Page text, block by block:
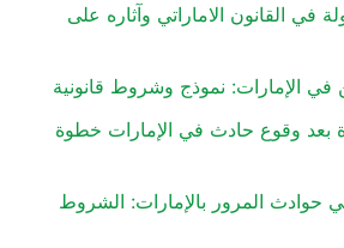
في القانون الاماراتي وآثاره على
في الإمارات: نموذج وشروط قانونية
بعد وقوع حادث في الإمارات خطوة
حوادث المرور بالإمارات: الشروط